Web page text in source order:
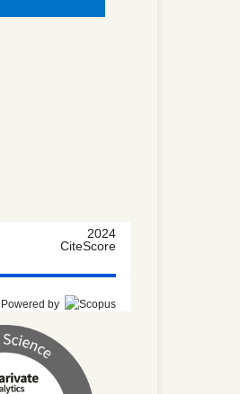
2024
CiteScore
Powered by